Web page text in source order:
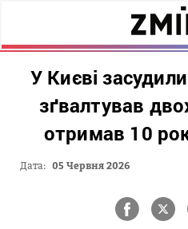
У Києві
зґвалтував
отримав 10
Дата: 05 Червня 2026